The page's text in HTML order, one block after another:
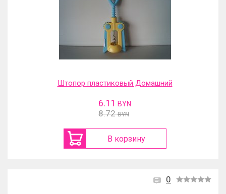
Штопор пластиковый Домашний
6.11 BYN
8.72 BYN
В корзину
0